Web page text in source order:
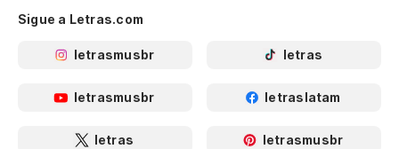
Sigue a Letras.com
letrasmusbr letras
letrasmusbr letraslatam
letras letrasmusbr